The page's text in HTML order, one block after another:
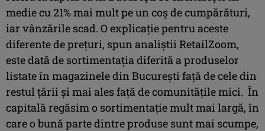
medie cu 21% mai mult pe un coș de cumpărături,
iar vânzările scad. O explicație pentru aceste
diferente de prețuri, spun analiștii RetailZoom,
este dată de sortimentația diferită a produselor
listate în magazinele din București față de cele din
restul țării și mai ales față de comunitățile mici. În
capitală regăsim o sortimentație mult mai largă, în
care o bună parte dintre produse sunt mai scumpe,